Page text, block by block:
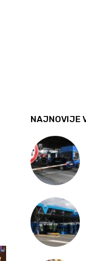
NAJNOVIJE